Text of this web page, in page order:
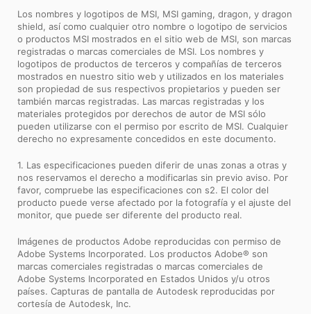
Los nombres y logotipos de MSI, MSI gaming, dragon, y dragon
shield, así como cualquier otro nombre o logotipo de servicios
o productos MSI mostrados en el sitio web de MSI, son marcas
registradas o marcas comerciales de MSI. Los nombres y
logotipos de productos de terceros y compañías de terceros
mostrados en nuestro sitio web y utilizados en los materiales
son propiedad de sus respectivos propietarios y pueden ser
también marcas registradas. Las marcas registradas y los
materiales protegidos por derechos de autor de MSI sólo
pueden utilizarse con el permiso por escrito de MSI. Cualquier
derecho no expresamente concedidos en este documento.
1. Las especificaciones pueden diferir de unas zonas a otras y
nos reservamos el derecho a modificarlas sin previo aviso. Por
favor, compruebe las especificaciones con s2. El color del
producto puede verse afectado por la fotografía y el ajuste del
monitor, que puede ser diferente del producto real.
Imágenes de productos Adobe reproducidas con permiso de
Adobe Systems Incorporated. Los productos Adobe® son
marcas comerciales registradas o marcas comerciales de
Adobe Systems Incorporated en Estados Unidos y/u otros
países. Capturas de pantalla de Autodesk reproducidas por
cortesía de Autodesk, Inc.